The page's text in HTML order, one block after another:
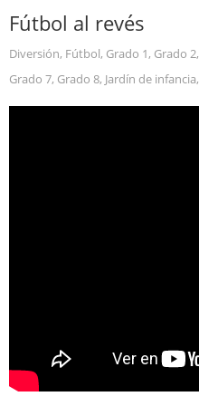
Fútbol al revés
Diversión, Fútbol, Grado 1, Grado 2,
Grado 7, Grado 8, Jardín de infancia,